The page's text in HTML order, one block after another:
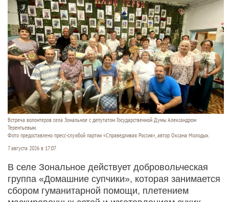
Встреча волонтеров села Зональное с депутатом Государственной Думы Александром
Терентьевым.
Фото предоставлено пресс-службой партии «Справедливая Россия», автор Оксана Молодых.
7 августа 2026 в 17:07
В селе Зональное действует добровольческая
группа «Домашние супчики», которая занимается
сбором гуманитарной помощи, плетением